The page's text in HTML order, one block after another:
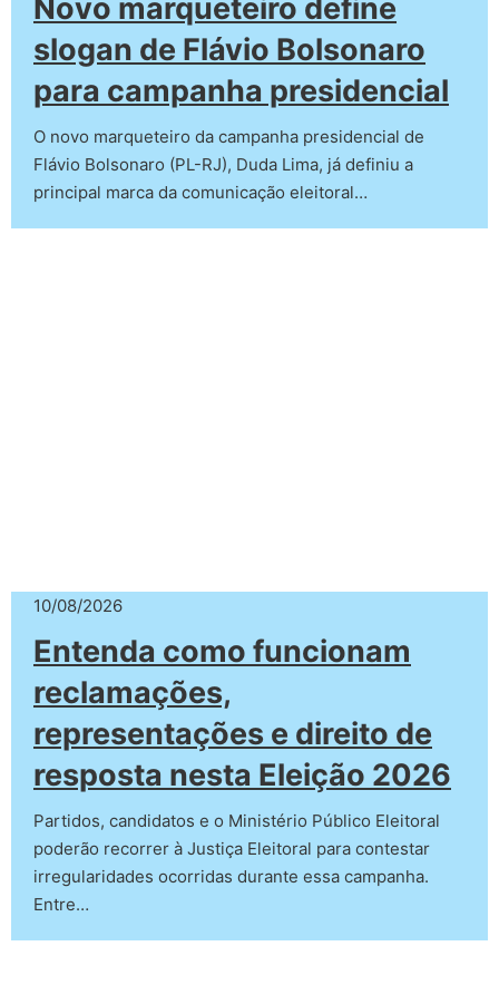
Novo marqueteiro define
slogan de Flávio Bolsonaro
para campanha presidencial
O novo marqueteiro da campanha presidencial de
Flávio Bolsonaro (PL-RJ), Duda Lima, já definiu a
principal marca da comunicação eleitoral…
10/08/2026
Entenda como funcionam
reclamações,
representações e direito de
resposta nesta Eleição 2026
Partidos, candidatos e o Ministério Público Eleitoral
poderão recorrer à Justiça Eleitoral para contestar
irregularidades ocorridas durante essa campanha.
Entre…